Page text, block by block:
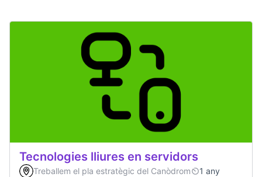
Tecnologies lliures en servidors
Treballem el pla estratègic del Canòdrom
1 any